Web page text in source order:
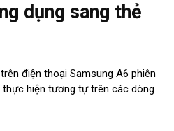
dụng sang thẻ
điện thoại Samsung A6 phiên
thực hiện tương tự trên các dòng